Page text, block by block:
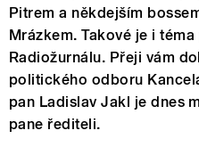
Pitrem a někdejším
Mrázkem. Takové je i
Radiožurnálu. Přeji vám
politického odboru
pan Ladislav Jakl je dnes
pane řediteli.